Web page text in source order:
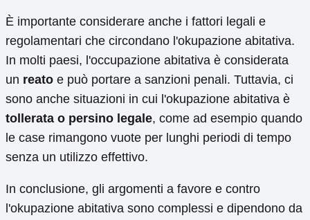
È importante considerare anche i fattori legali e
regolamentari che circondano l'okupazione abitativa.
In molti paesi, l'occupazione abitativa è considerata
un reato e può portare a sanzioni penali. Tuttavia, ci
sono anche situazioni in cui l'okupazione abitativa è
tollerata o persino legale, come ad esempio quando
le case rimangono vuote per lunghi periodi di tempo
senza un utilizzo effettivo.
In conclusione, gli argomenti a favore e contro
l'okupazione abitativa sono complessi e dipendono da